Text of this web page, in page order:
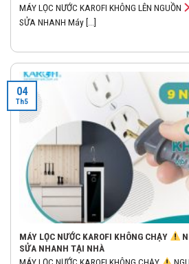
MÁY LỌC NƯỚC KAROFI KHÔNG LÊN NGUỒN
SỬA NHANH Máy [...]
MÁY LỌC NƯỚC KAROFI KHÔNG CHẠY
SỬA NHANH TẠI NHÀ
04
Th5